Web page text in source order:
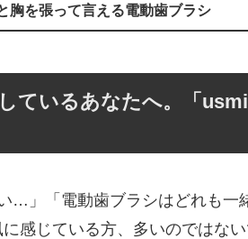
胸を張って言える電動歯ブラシ
ているあなたへ。「
…」「電動歯ブラシはどれも一
感じている方、多いのではな